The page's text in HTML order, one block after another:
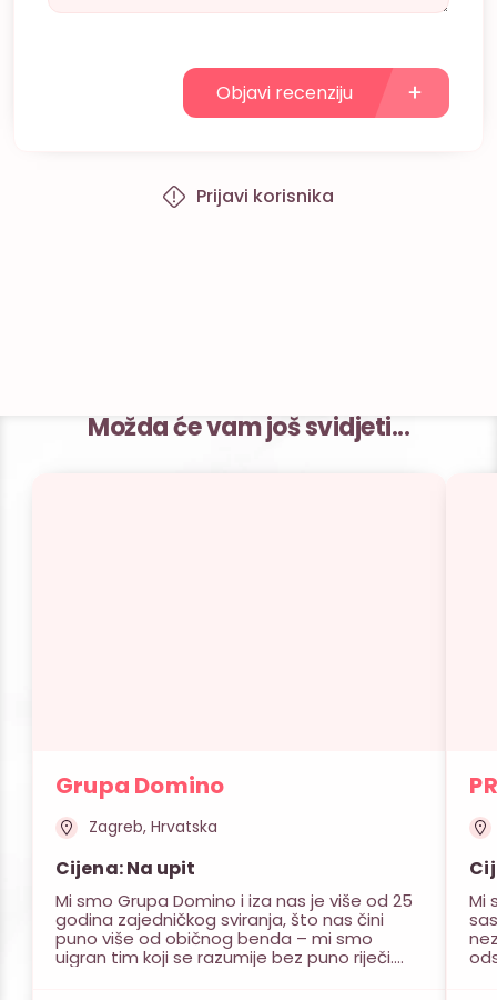
Objavi recenziju
Prijavi korisnika
Možda će vam još svidjeti...
Grupa Domino
Zagreb, Hrvatska
Cijena: Na upit
Mi smo Grupa Domino i iza nas je više od 25
godina zajedničkog sviranja, što nas čini
puno više od običnog benda – mi smo
uigran tim koji se razumije bez puno riječi.
Mi